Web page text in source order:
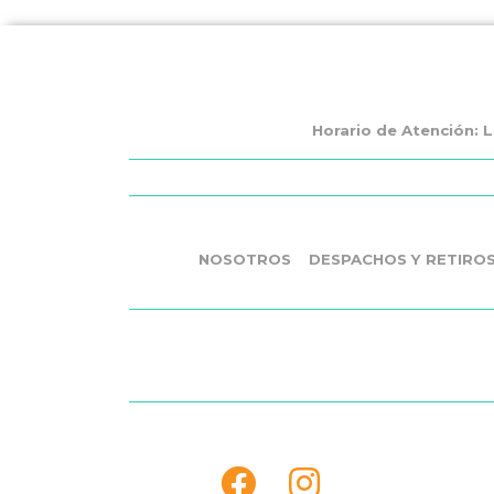
Horario de Atención:
NOSOTROS DESPACHOS Y RETIROS